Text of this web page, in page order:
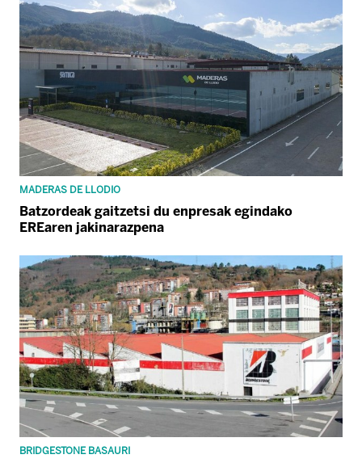
MADERAS DE LLODIO
Batzordeak gaitzetsi du enpresak egindako
EREaren jakinarazpena
BRIDGESTONE BASAURI